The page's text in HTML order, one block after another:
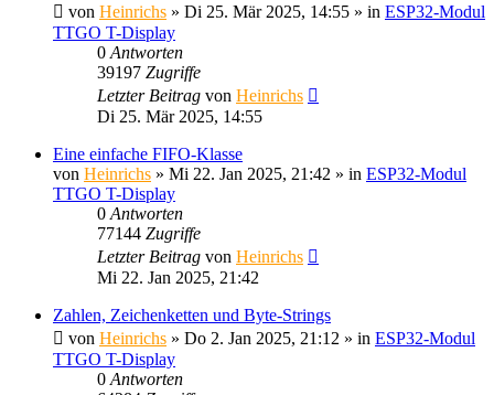
von Heinrichs » Di 25. Mär 2025, 14:55 » in ESP32-Modul
TTGO T-Display
0 Antworten
39197 Zugriffe
Letzter Beitrag von Heinrichs
Di 25. Mär 2025, 14:55
Eine einfache FIFO-Klasse
von Heinrichs » Mi 22. Jan 2025, 21:42 » in ESP32-Modul
TTGO T-Display
0 Antworten
77144 Zugriffe
Letzter Beitrag von Heinrichs
Mi 22. Jan 2025, 21:42
Zahlen, Zeichenketten und Byte-Strings
von Heinrichs » Do 2. Jan 2025, 21:12 » in ESP32-Modul
TTGO T-Display
0 Antworten